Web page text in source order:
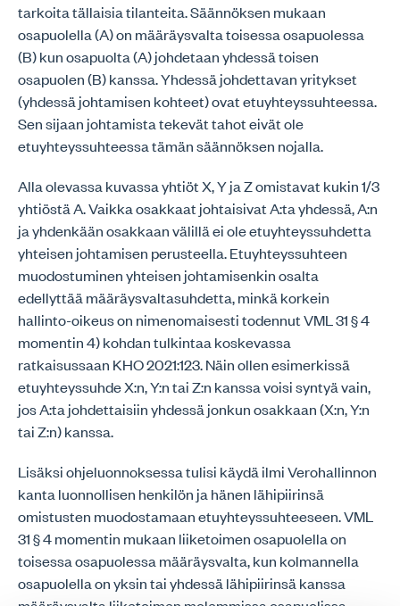
tarkoita tällaisia tilanteita. Säännöksen mukaan
osapuolella (A) on määräysvalta toisessa osapuolessa
(B) kun osapuolta (A) johdetaan yhdessä toisen
osapuolen (B) kanssa. Yhdessä johdettavan yritykset
(yhdessä johtamisen kohteet) ovat etuyhteyssuhteessa.
Sen sijaan johtamista tekevät tahot eivät ole
etuyhteyssuhteessa tämän säännöksen nojalla.
Alla olevassa kuvassa yhtiöt X, Y ja Z omistavat kukin 1/3
yhtiöstä A. Vaikka osakkaat johtaisivat A:ta yhdessä, A:n
ja yhdenkään osakkaan välillä ei ole etuyhteyssuhdetta
yhteisen johtamisen perusteella. Etuyhteyssuhteen
muodostuminen yhteisen johtamisenkin osalta
edellyttää määräysvaltasuhdetta, minkä korkein
hallinto-oikeus on nimenomaisesti todennut VML 31 § 4
momentin 4) kohdan tulkintaa koskevassa
ratkaisussaan KHO 2021:123. Näin ollen esimerkissä
etuyhteyssuhde X:n, Y:n tai Z:n kanssa voisi syntyä vain,
jos A:ta johdettaisiin yhdessä jonkun osakkaan (X:n, Y:n
tai Z:n) kanssa.
Lisäksi ohjeluonnoksessa tulisi käydä ilmi Verohallinnon
kanta luonnollisen henkilön ja hänen lähipiirinsä
omistusten muodostamaan etuyhteyssuhteeseen. VML
31 § 4 momentin mukaan liiketoimen osapuolella on
toisessa osapuolessa määräysvalta, kun kolmannella
osapuolella on yksin tai yhdessä lähipiirinsä kanssa